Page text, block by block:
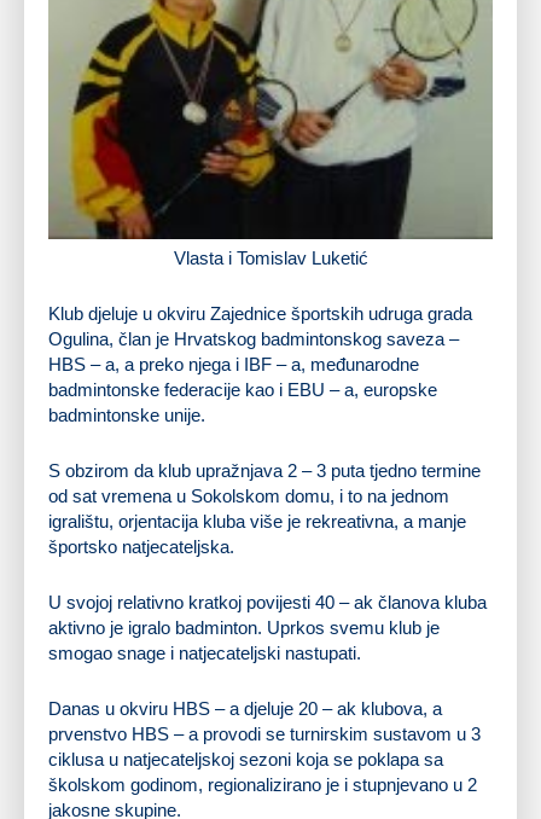
Vlasta i Tomislav Luketić
Klub djeluje u okviru Zajednice športskih udruga grada
Ogulina, član je Hrvatskog badmintonskog saveza –
HBS – a, a preko njega i IBF – a, međunarodne
badmintonske federacije kao i EBU – a, europske
badmintonske unije.
S obzirom da klub upražnjava 2 – 3 puta tjedno termine
od sat vremena u Sokolskom domu, i to na jednom
igralištu, orjentacija kluba više je rekreativna, a manje
športsko natjecateljska.
U svojoj relativno kratkoj povijesti 40 – ak članova kluba
aktivno je igralo badminton. Uprkos svemu klub je
smogao snage i natjecateljski nastupati.
Danas u okviru HBS – a djeluje 20 – ak klubova, a
prvenstvo HBS – a provodi se turnirskim sustavom u 3
ciklusa u natjecateljskoj sezoni koja se poklapa sa
školskom godinom, regionalizirano je i stupnjevano u 2
jakosne skupine.